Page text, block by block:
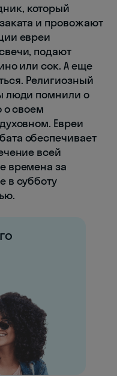
который
и провожают
евреи
подают
или сок. А еще
Религиозный
люди помнили о
о своем
Евреи
обеспечивает
всей
времена за
в субботу